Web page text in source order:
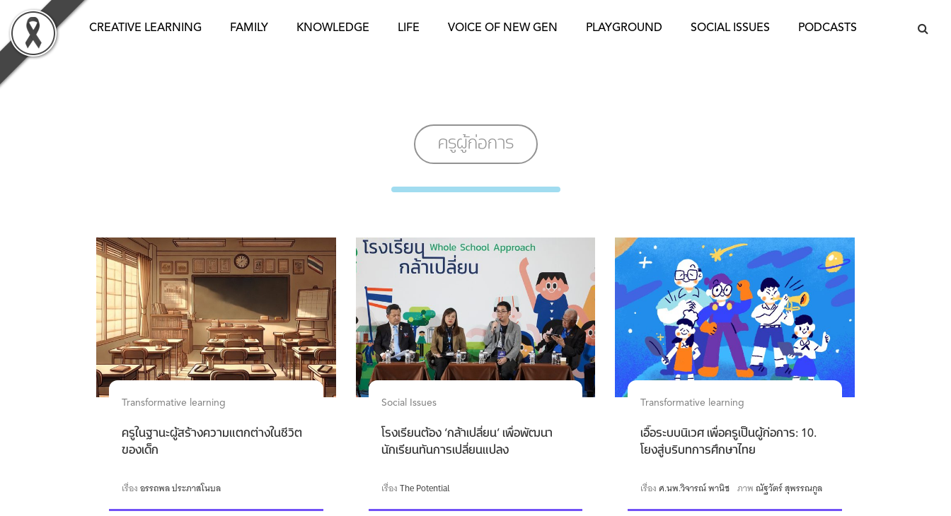
content
CREATIVE LEARNING FAMILY KNOWLEDGE LIFE VOICE OF NEW GEN PLAYGROUND SOCIAL ISSUES PODCASTS
ครูผู้ก่อการ
Transformative learning
ครูในฐานะผู้สร้างความแตกต่างในชีวิต
ของเด็ก
เรื่องอรรถพล ประภาสโนบล
Social Issues
โรงเรียนต้อง ‘กล้าเปลี่ยน’ เพื่อพัฒนา
นักเรียนทันการเปลี่ยนแปลง
เรื่องThe Potential
Transformative learning
เอื้อระบบนิเวศ เพื่อครูเป็นผู้ก่อการ: 10.
โยงสู่บริบทการศึกษาไทย
เรื่อง ศ.นพ.วิจารณ์ พานิช ภาพณัฐวัตร์ สุพรรณกูล